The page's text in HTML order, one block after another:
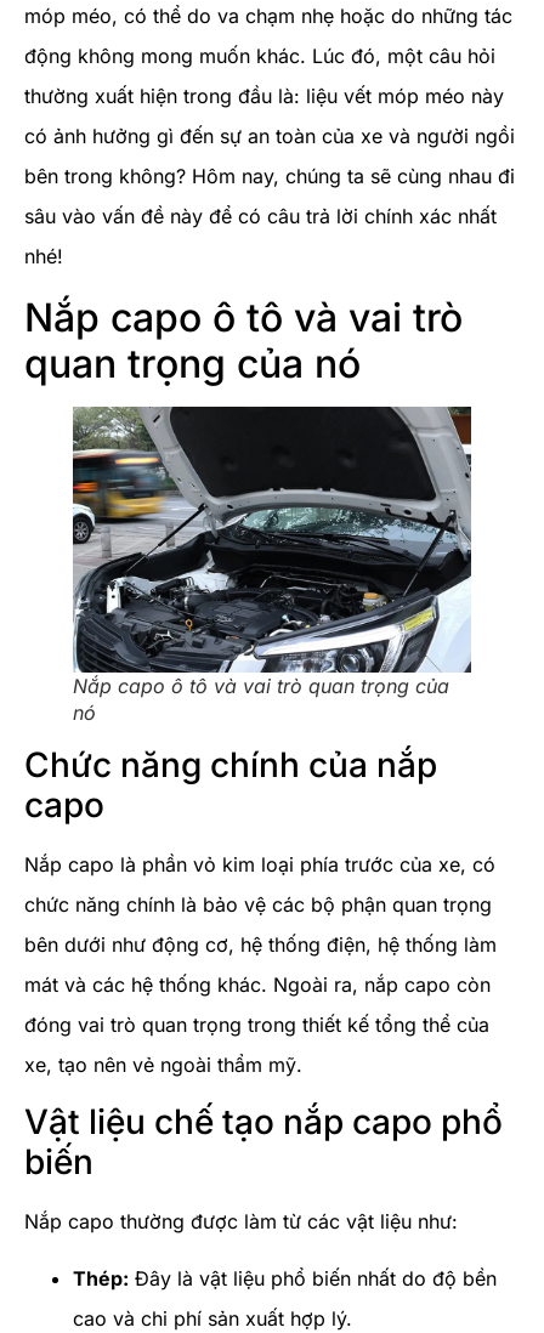
móp méo, có thể do va chạm nhẹ hoặc do những tác
động không mong muốn khác. Lúc đó, một câu hỏi
thường xuất hiện trong đầu là: liệu vết móp méo này
có ảnh hưởng gì đến sự an toàn của xe và người ngồi
bên trong không? Hôm nay, chúng ta sẽ cùng nhau đi
sâu vào vấn đề này để có câu trả lời chính xác nhất
nhé!
Nắp capo ô tô và vai trò
quan trọng của nó
Nắp capo ô tô và vai trò quan trọng của
nó
Chức năng chính của nắp
capo
Nắp capo là phần vỏ kim loại phía trước của xe, có
chức năng chính là bảo vệ các bộ phận quan trọng
bên dưới như động cơ, hệ thống điện, hệ thống làm
mát và các hệ thống khác. Ngoài ra, nắp capo còn
đóng vai trò quan trọng trong thiết kế tổng thể của
xe, tạo nên vẻ ngoài thẩm mỹ.
Vật liệu chế tạo nắp capo phổ
biến
Nắp capo thường được làm từ các vật liệu như:
Thép: Đây là vật liệu phổ biến nhất do độ bền
cao và chi phí sản xuất hợp lý.